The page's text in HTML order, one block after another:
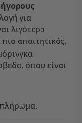
για
λιγότερο
απαιτητικός,
όπου είναι